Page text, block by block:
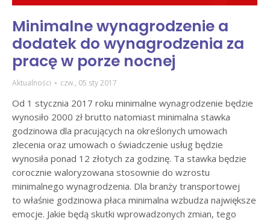
Minimalne wynagrodzenie a
dodatek do wynagrodzenia za
pracę w porze nocnej
Aktualności czw., 05 sty 2017
Od 1 stycznia 2017 roku minimalne wynagrodzenie będzie
wynosiło 2000 zł brutto natomiast minimalna stawka
godzinowa dla pracujących na określonych umowach
zlecenia oraz umowach o świadczenie usług będzie
wynosiła ponad 12 złotych za godzinę. Ta stawka będzie
corocznie waloryzowana stosownie do wzrostu
minimalnego wynagrodzenia. Dla branży transportowej
to właśnie godzinowa płaca minimalna wzbudza największe
emocje. Jakie będą skutki wprowadzonych zmian, tego